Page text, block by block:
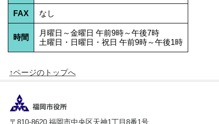
FAX なし
時間
月曜日～金曜日 午前9時～午後7時
土曜日・日曜日・祝日 午前9時～午後1時
↑ページのトップへ
〒810-8620 福岡市中央区天神1丁目8番1号